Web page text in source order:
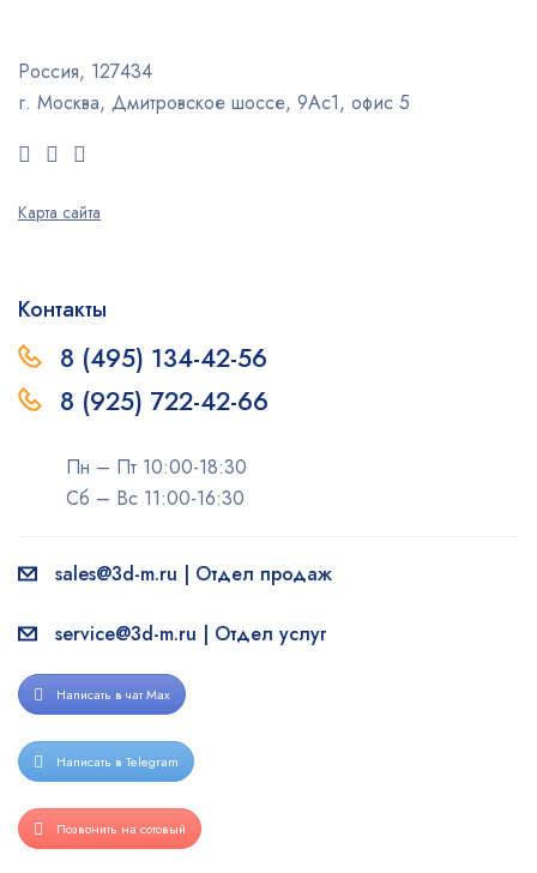
Россия, 127434
г. Москва, Дмитровское шоссе, 9Ас1, офис 5
Карта сайта
Контакты
8 (495) 134-42-56
8 (925) 722-42-66
Пн – Пт 10:00-18:30
Сб – Вс 11:00-16:30
sales@3d-m.ru | Отдел продаж
service@3d-m.ru | Отдел услуг
Написать в чат Max
Написать в Telegram
Позвонить на сотовый